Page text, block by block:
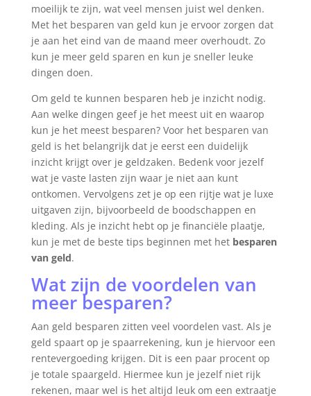
moeilijk te zijn, wat veel mensen juist wel denken.
Met het besparen van geld kun je ervoor zorgen dat
je aan het eind van de maand meer overhoudt. Zo
kun je meer geld sparen en kun je sneller leuke
dingen doen.
Om geld te kunnen besparen heb je inzicht nodig.
Aan welke dingen geef je het meest uit en waarop
kun je het meest besparen? Voor het besparen van
geld is het belangrijk dat je eerst een duidelijk
inzicht krijgt over je geldzaken. Bedenk voor jezelf
wat je vaste lasten zijn waar je niet aan kunt
ontkomen. Vervolgens zet je op een rijtje wat je luxe
uitgaven zijn, bijvoorbeeld de boodschappen en
kleding. Als je inzicht hebt op je financiële plaatje,
kun je met de beste tips beginnen met het besparen
van geld.
Wat zijn de voordelen van
meer besparen?
Aan geld besparen zitten veel voordelen vast. Als je
geld spaart op je spaarrekening, kun je hiervoor een
rentevergoeding krijgen. Dit is een paar procent op
je totale spaargeld. Hiermee kun je jezelf niet rijk
rekenen, maar wel is het altijd leuk om een extraatje